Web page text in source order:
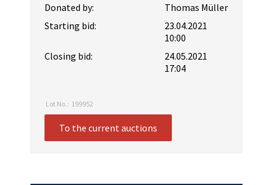
Donated by:
Thomas Müller
Starting bid:
23.04.2021
10:00
Closing bid:
24.05.2021
17:04
Lot No.: 199952
To the current auctions